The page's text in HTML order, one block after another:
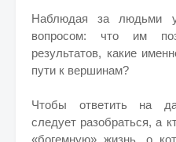
Наблюдая за людьми
вопросом: что им
результатов, какие
пути к вершинам?
Чтобы ответить на
следует разобраться, а
«богемную» жизнь, о